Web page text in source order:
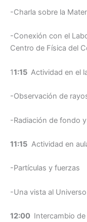
-Charla sobre la
-Conexión con el
Centro de Física del
11:15 Actividad en el
-Observación de
-Radiación de fondo
11:15 Actividad en
-Partículas y fuerzas
-Una vista al Universo
12:00 Intercambio